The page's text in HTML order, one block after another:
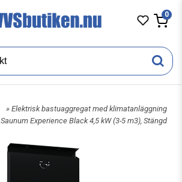
0
» Elektrisk bastuaggregat med klimatanläggning
Saunum Experience Black 4,5 kW (3-5 m3), Stängd